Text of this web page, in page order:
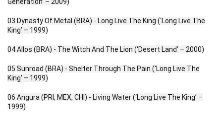
03 Dynasty Of Metal (BRA) - Long Live The King (‘Long Live The
King’ – 1999)
04 Allos (BRA) - The Witch And The Lion (‘Desert Land’ – 2000)
05 Sunroad (BRA) - Shelter Through The Pain (‘Long Live The
King’ – 1999)
06 Angura (PRI, MEX, CHI) - Living Water (‘Long Live The King’ –
1999)